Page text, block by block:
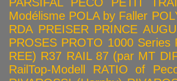
Modélisme POLA by Faller
RDA PREISER PRINCE
PROSES PROTO 1000 Series
REE) R37 RAIL 87 (par MT
RailTop-Modell
RATIO of